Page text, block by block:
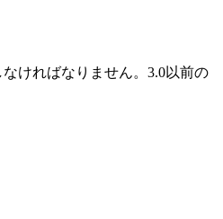
ければなりません。3.0以前の